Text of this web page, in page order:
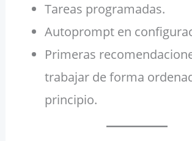
Tareas programadas.
Autoprompt en
Primeras
trabajar de forma
principio.